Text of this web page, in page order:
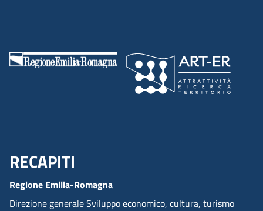
Menu Footer
RECAPITI
Regione Emilia-Romagna
Direzione generale Sviluppo economico, cultura, turismo